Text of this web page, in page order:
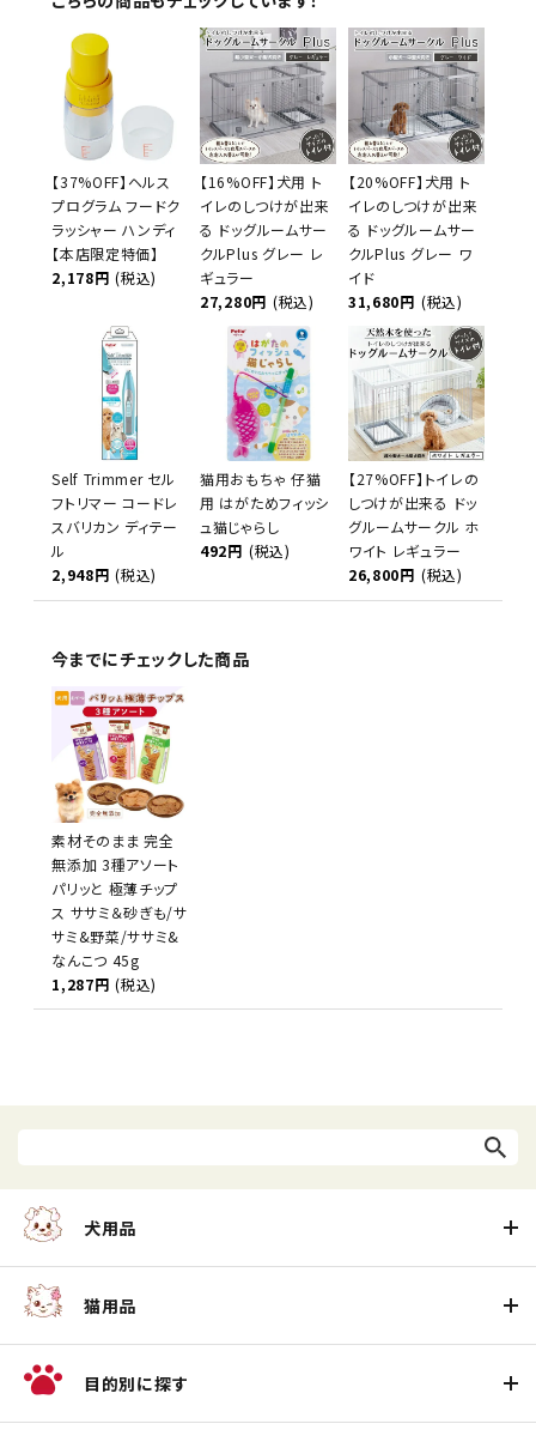
【37%OFF】ヘルス
プログラム フードク
ラッシャー ハンディ
【本店限定特価】
2,178円 (税込)
【16%OFF】犬用 ト
イレのしつけが出来
る ドッグルームサー
クルPlus グレー レ
ギュラー
27,280円 (税込)
【20%OFF】犬用 ト
イレのしつけが出来
る ドッグルームサー
クルPlus グレー ワ
イド
31,680円 (税込)
Self Trimmer セル
フトリマー コードレ
スバリカン ディテー
ル
2,948円 (税込)
猫用おもちゃ 仔猫
用 はがためフィッシ
ュ猫じゃらし
492円 (税込)
【27%OFF】トイレの
しつけが出来る ドッ
グルームサークル ホ
ワイト レギュラー
26,800円 (税込)
今までにチェックした商品
素材そのまま 完全
無添加 3種アソート
パリッと 極薄チップ
ス ササミ＆砂ぎも/サ
サミ&野菜/ササミ&
なんこつ 45g
1,287円 (税込)
犬用品
猫用品
目的別に探す